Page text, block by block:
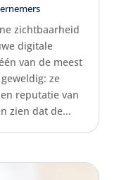
zichtbaarheid
digitale
van de meest
ze
reputatie van
zien dat de...